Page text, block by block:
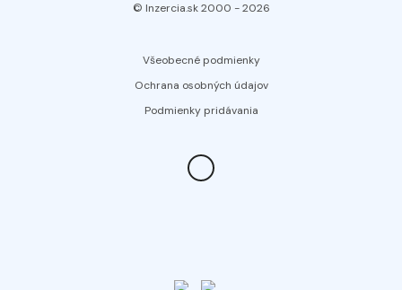
© Inzercia.sk 2000 -2026
Všeobecné podmienky
Ochrana osobných údajov
Podmienky pridávania